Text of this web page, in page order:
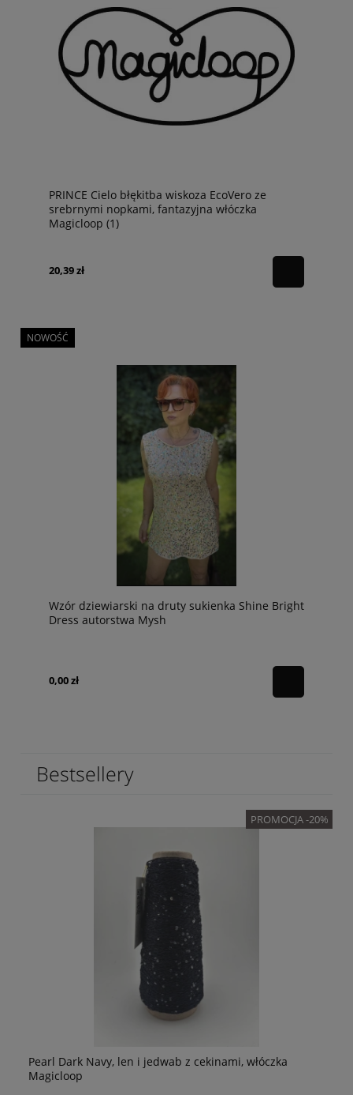
PRINCE Cielo błękitba wiskoza EcoVero ze
srebrnymi nopkami, fantazyjna włóczka
Magicloop (1)
20,39 zł
Wzór dziewiarski na druty sukienka Shine Bright
Dress autorstwa Mysh
0,00 zł
NOWOŚĆ
Bestsellery
PROMOCJA -20%
Pearl Dark Navy, len i jedwab z cekinami, włóczka
Magicloop